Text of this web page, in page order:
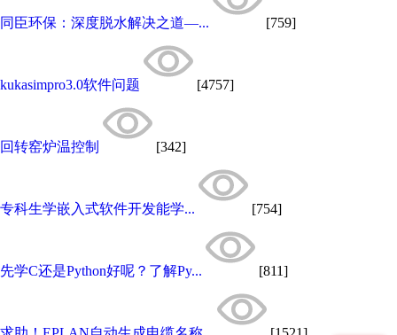
同臣环保：深度脱水解决之道—... [759]
kukasimpro3.0软件问题 [4757]
回转窑炉温控制 [342]
专科生学嵌入式软件开发能学... [754]
先学C还是Python好呢？了解Py... [811]